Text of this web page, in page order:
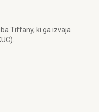
Tiffany, ki ga izvaja